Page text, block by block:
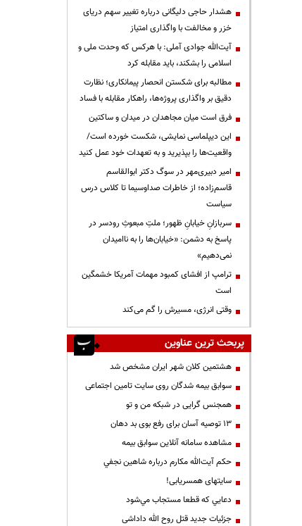
هشدار حاجی دلیگانی درباره تغییر سهم دریای
خزر و مخالفت با واگذاری امتیاز
آیت‌الله جوادی آملی: با هرکس که وحدت ملی و
اسلامی را بشکند، باید مقابله کرد
مطالبه برای شکستن انحصار پیمانکاری؛ نظارت
دقیق بر واگذاری پروژه‌ها، راهکار مقابله با فساد
فرق است میان مجاهدان در میدان و ساکتین
این دیپلماسی نمایشی، شکست خورده است/
واقعیت‌ها را بپذیرید و به تعهدات خود عمل کنید
امیر دبیری‌مهر در سوگ دکتر ابوالقاسم
قاسم‌زاده؛ از خاطرات صداوسیما تا کلاس درس
سیاست
سربازانِ خیابانِ ظهور؛ ملتِ مبعوثِ رودسر در
پاسخ به دشمن: «خیابان‌ها را به ناامیدان
نمی‌دهیم»
ترامپ از افشای کمبود مهمات آمریکا خشمگین
است
وقتی انرژی، مسیرش را گم می‌کند
پربحث ترین عناوین
هشتمین کلان شهر ایران مشخص شد
سوابق بیمه شدگان روی سایت تامین اجتماعی
همجنس گرایی در شبکه من و تو
13 توصیه آسان برای رفع بوی بد دهان
مشاهده سامانه آنلاين سوابق بیمه
حكم آيت‌الله مكارم درباره شاهين نجفي
سایتهای همسریابی!
دعايي كه قطعا مستجاب مي‌شود
جزئیات جدید قتل روح الله داداشی